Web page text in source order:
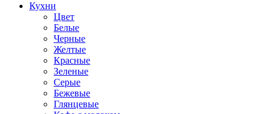
Кухни
Цвет
Белые
Черные
Желтые
Красные
Зеленые
Серые
Бежевые
Глянцевые